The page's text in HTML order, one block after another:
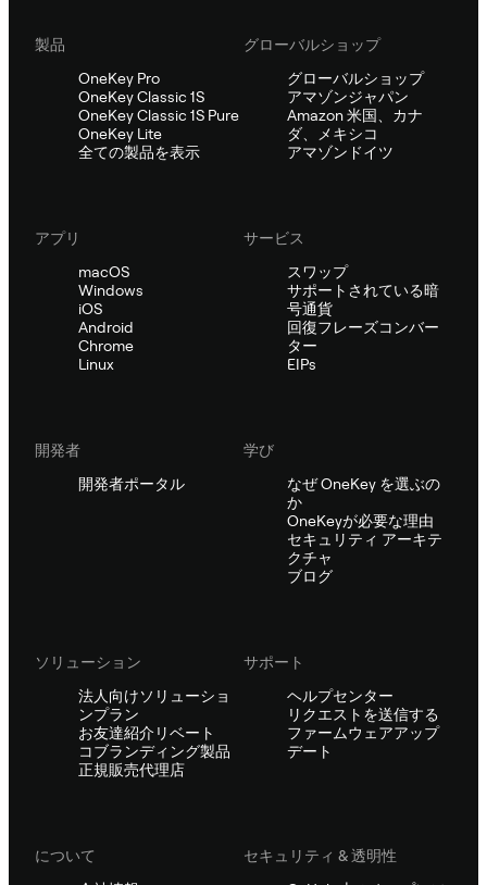
製品
OneKey Pro
OneKey Classic 1S
OneKey Classic 1S Pure
OneKey Lite
全ての製品を表示
グローバルショップ
グローバルショップ
アマゾンジャパン
Amazon 米国、カナ
ダ、メキシコ
アマゾンドイツ
アプリ
macOS
Windows
iOS
Android
Chrome
Linux
サービス
スワップ
サポートされている暗
号通貨
回復フレーズコンバー
ター
EIPs
開発者
開発者ポータル
学び
なぜ OneKey を選ぶの
か
OneKeyが必要な理由
セキュリティ アーキテ
クチャ
ブログ
ソリューション
法人向けソリューショ
ンプラン
お友達紹介リベート
コブランディング製品
正規販売代理店
サポート
ヘルプセンター
リクエストを送信する
ファームウェアアップ
デート
について
セキュリティ & 透明性